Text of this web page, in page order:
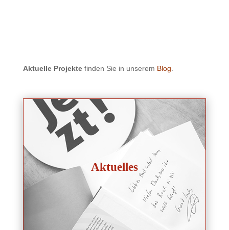
Aktuelle Projektefinden Sie in unserem Blog
Aktuelles